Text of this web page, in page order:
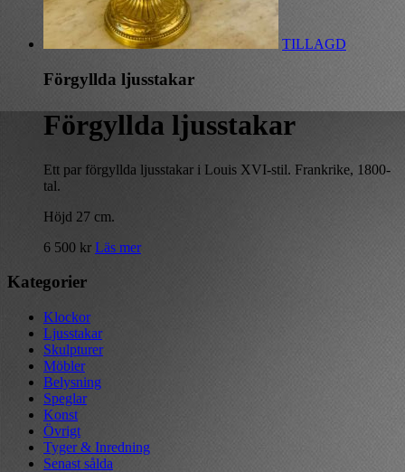
TILLAGD
Förgyllda ljusstakar
Förgyllda ljusstakar
Ett par förgyllda ljusstakar i Louis XVI-stil. Frankrike, 1800-
tal.
Höjd 27 cm.
6 500 kr Läs mer
Kategorier
Klockor
Ljusstakar
Skulpturer
Möbler
Belysning
Speglar
Konst
Övrigt
Tyger & Inredning
Senast sålda